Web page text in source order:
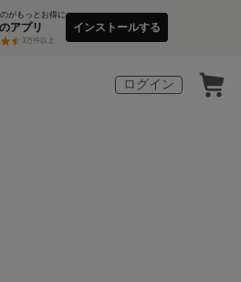
がもっとお得に
アプリ
3万件以上
インストールする
ログイン